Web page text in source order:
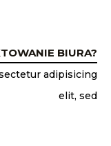
BIURA?
adipisicing
elit, sed